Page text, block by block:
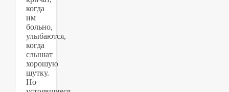
когда
им
больно,
улыбаются,
когда
слышат
хорошую
шутку.
Но